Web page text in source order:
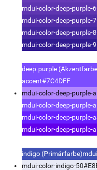
mdui-color-deep-purple-
mdui-color-deep-purple-
mdui-color-deep-purple-
mdui-color-deep-purple-
deep-purple
accent#7C4DFF
mdui-color-deep-purple-
mdui-color-deep-purple-
mdui-color-deep-purple-
mdui-color-deep-purple-
indigo (Primärfarbe)
mdui-color-indigo-50